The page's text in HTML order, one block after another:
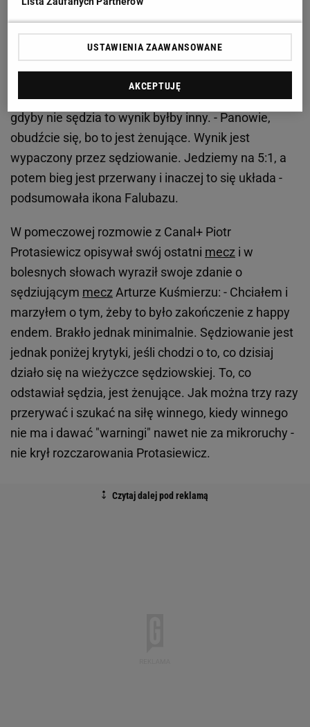
rywali i wygrać dwumeczu. Spotkanie to było
ostatnim w karierze Piotra Protasiewicza, który w
meczu Protasiewicz nie gryzł się w język i uznał, że
gdyby nie sędzia to wynik byłby inny. - Panowie,
obudźcie się, bo to jest żenujące. Wynik jest
wypaczony przez sędziowanie. Jedziemy na 5:1, a
potem bieg jest przerwany i inaczej to się układa -
podsumowała ikona Falubazu.
W pomeczowej rozmowie z Canal+ Piotr
Protasiewicz opisywał swój ostatni mecz i w
bolesnych słowach wyraził swoje zdanie o
sędziującym mecz Arturze Kuśmierzu: - Chciałem i
marzyłem o tym, żeby to było zakończenie z happy
endem. Brakło jednak minimalnie. Sędziowanie jest
jednak poniżej krytyki, jeśli chodzi o to, co dzisiaj
działo się na wieżyczce sędziowskiej. To, co
odstawiał sędzia, jest żenujące. Jak można trzy razy
przerywać i szukać na siłę winnego, kiedy winnego
nie ma i dawać "warningi" nawet nie za mikroruchy -
nie krył rozczarowania Protasiewicz.
USTAWIENIA ZAAWANSOWANE
AKCEPTUJĘ